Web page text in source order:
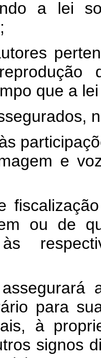
a lei
que a
e
ou de
para
à
signos